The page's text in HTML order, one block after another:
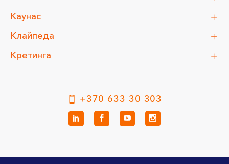
Каунас
Клайпеда
Кретинга
+370 633 30 303